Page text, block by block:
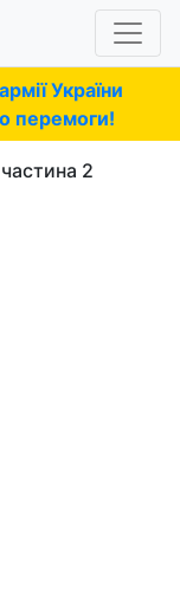
України
перемоги!
2